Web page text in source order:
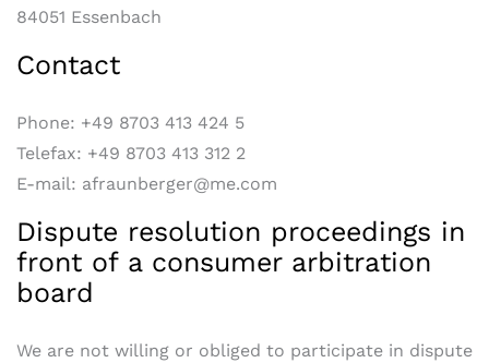
84051 Essenbach
Contact
Phone: +49 8703 413 424 5
Telefax: +49 8703 413 312 2
E-mail: afraunberger@me.com
Dispute resolution proceedings in
front of a consumer arbitration
board
We are not willing or obliged to participate in dispute